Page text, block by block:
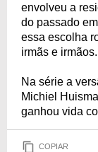
envolveu a
do passado
essa escolha
irmãs e irmãos.
Na série a
Michiel
ganhou vida
COPIAR